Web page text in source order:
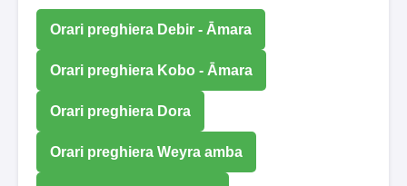
Orari preghiera Debir - Āmara
Orari preghiera Kobo - Āmara
Orari preghiera Dora
Orari preghiera Weyra amba